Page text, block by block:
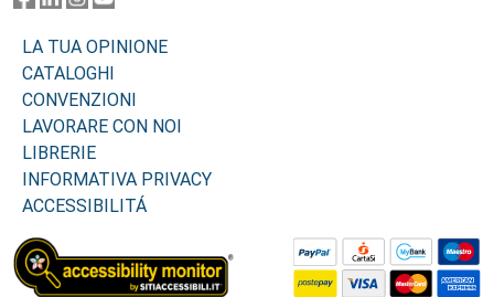
LA TUA OPINIONE
CATALOGHI
CONVENZIONI
LAVORARE CON NOI
LIBRERIE
INFORMATIVA PRIVACY
ACCESSIBILITÁ